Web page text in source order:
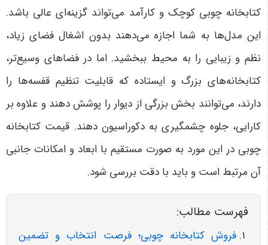
کتابخانه چوبی کوچک و کارآمد می‌تواند گزینه‌ای عالی باشد.
این مدل‌ها به شما اجازه می‌دهند بدون اشغال فضای زیاد،
نظم و زیبایی را به محیط ببخشید. اما در فضاهای وسیع‌تر،
کتابخانه‌های بزرگ و ایستاده که قابلیت تنظیم قفسه‌ها را
دارند، می‌توانند بخش بزرگی از دیوار را پوشش دهند و علاوه بر
کارایی، جلوه چشمگیری به دکوراسیون دهند. قیمت کتابخانه
چوبی در این مورد به صورت مستقیم با ابعاد و امکانات جانبی
آن مرتبط است و باید با دقت بررسی شود.
فهرست مطالب:
فروش کتابخانه چوبی؛ فرصت انتخاب و تضمین